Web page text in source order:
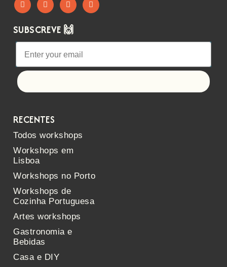
SUBSCREVE 🙌
RECENTES
Todos workshops
Workshops em
Lisboa
Workshops no Porto
Workshops de
Cozinha Portuguesa
Artes workshops
Gastronomia e
Bebidas
Casa e DIY